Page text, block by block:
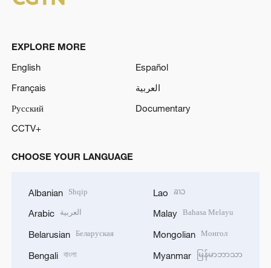
EXPLORE MORE
English
Español
Français
العربية
Русский
Documentary
CCTV+
CHOOSE YOUR LANGUAGE
Albanian Shqip
Arabic العربية
Belarusian Беларуская
Bengali বাংলা
Lao ລາວ
Malay Bahasa Melayu
Mongolian Монгол
Myanmar မြန်မာဘာသာ